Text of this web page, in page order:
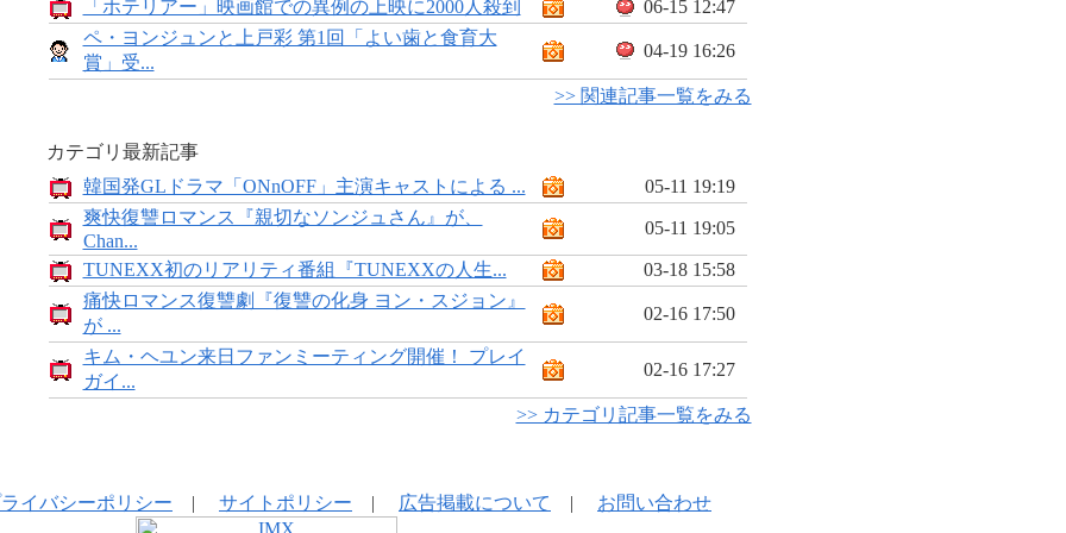
「ホテリアー」映画館での異例の上映に2000人殺到
06-15 12:47
ペ・ヨンジュンと上戸彩 第1回「よい歯と食育大
賞」受...
04-19 16:26
>> 関連記事一覧をみる
カテゴリ最新記事
韓国発GLドラマ「ONnOFF」主演キャストによる ...
05-11 19:19
爽快復讐ロマンス『親切なソンジュさん』が、
Chan...
05-11 19:05
TUNEXX初のリアリティ番組『TUNEXXの人生...
03-18 15:58
痛快ロマンス復讐劇『復讐の化身 ヨン・スジョン』
が ...
02-16 17:50
キム・ヘユン来日ファンミーティング開催！ プレイ
ガイ...
02-16 17:27
>> カテゴリ記事一覧をみる
イバシーポリシー | サイトポリシー | 広告掲載について | お問い合わせ